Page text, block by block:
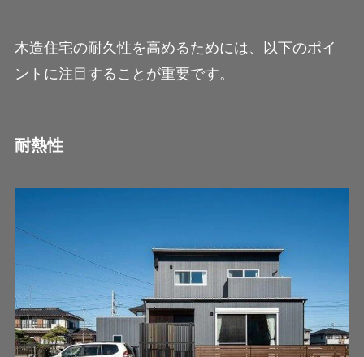
木造住宅の耐久性を高めるためには、以下のポイ
ントに注目することが重要です。
耐熱性